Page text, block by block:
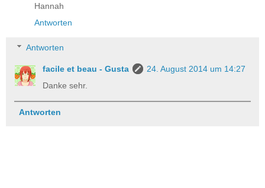
Hannah
Antworten
Antworten
facile et beau - Gusta
24. August 2014 um 14:27
Danke sehr.
Antworten